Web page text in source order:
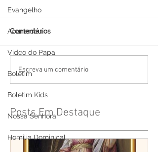
Evangelho
Aconteceu
Video do Papa
Boletim
Boletim Kids
Nossa Senhora
Homilia Dominical
Comentários
Escreva um comentário
Posts Em Destaque